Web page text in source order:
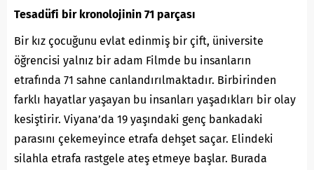
Tesadüfi bir kronolojinin 71 parçası
Bir kız çocuğunu evlat edinmiş bir çift, üniversite
öğrencisi yalnız bir adam Filmde bu insanların
etrafında 71 sahne canlandırılmaktadır. Birbirinden
farklı hayatlar yaşayan bu insanları yaşadıkları bir olay
kesiştirir. Viyana’da 19 yaşındaki genç bankadaki
parasını çekemeyince etrafa dehşet saçar. Elindeki
silahla etrafa rastgele ateş etmeye başlar. Burada